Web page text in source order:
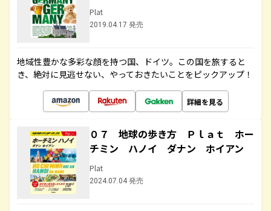
Plat
2019.04.17 発売
地域性豊かな多彩な顔を持つ国、ドイツ。この国を旅すると
き、絶対に見逃せない、やっておきたいことをピックアップ！
詳細を見る
０７ 地球の歩き方 Ｐｌａｔ ホー
チミン ハノイ ダナン ホイアン
Plat
2024.07.04 発売